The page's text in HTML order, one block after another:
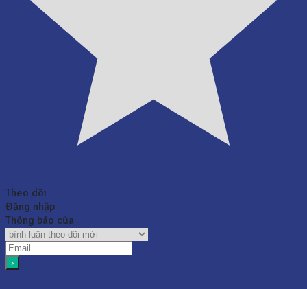
Theo dõi
Đăng nhập
Thông báo của